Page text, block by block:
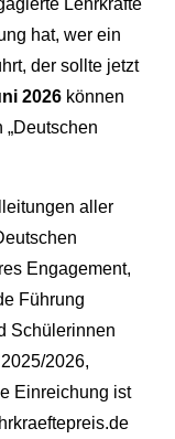
hat, wer ein
der sollte jetzt
2026 können
aller
Engagement,
Führung
Schülerinnen
2026,
Einreichung ist